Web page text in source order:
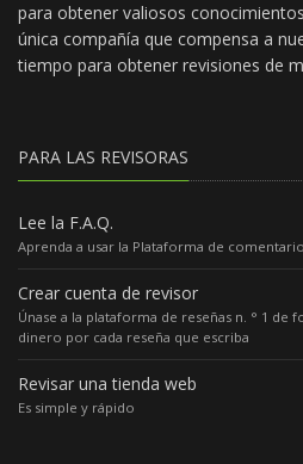
para obtener valiosos
única compañía que compensa a
tiempo para obtener revisiones de
PARA LAS REVISORAS
Lee la F.A.Q.
Aprenda a usar la Plataforma de
Crear cuenta de revisor
Únase a la plataforma de reseñas n. ° 1 de
dinero por cada reseña que escriba
Revisar una tienda web
Es simple y rápido